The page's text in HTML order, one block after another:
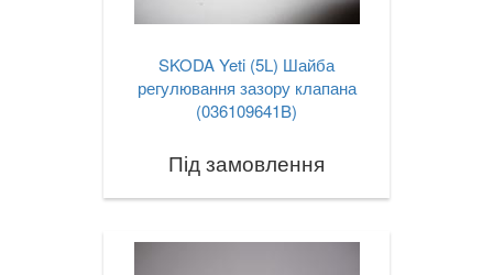
SKODA Yeti (5L) Шайба
регулювання зазору клапана
(036109641B)
Під замовлення